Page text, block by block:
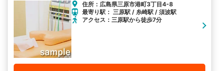
住所：広島県三原市港町3丁目4-8
最寄り駅： 三原駅 / 糸崎駅 / 須波駅
アクセス：三原駅から徒歩7分